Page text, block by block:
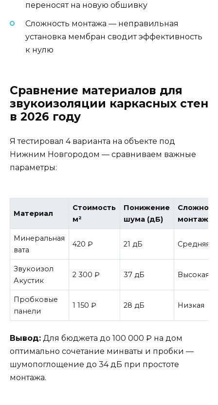
переносят на новую обшивку
Сложность монтажа — неправильная
установка мембран сводит эффективность
к нулю
Сравнение материалов для
звукоизоляции каркасных стен
в 2026 году
Я тестировал 4 варианта на объекте под
Нижним Новгородом — сравниваем важные
параметры:
Материал
Стоимость
м²
Понижение
шума (дБ)
монтажа
Минеральная
вата
420 ₽ 21 дБ Средняя
Звукоизол
Акустик
2 300 ₽ 37 дБ Высокая
Пробковые
панели
1 150 ₽ 28 дБ Низкая
Вывод: Для бюджета до 100 000 ₽ на дом
оптимально сочетание минваты и пробки —
шумопоглощение до 34 дБ при простоте
монтажа.